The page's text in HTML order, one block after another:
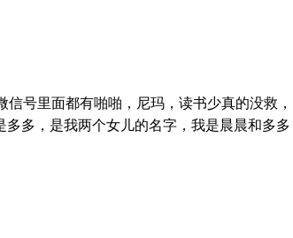
号里面都有啪啪，尼玛，读书少真的没救，
多，是我两个女儿的名字，我是晨晨和多多